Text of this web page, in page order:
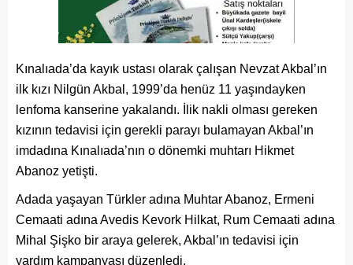
Kınalıada’da kayık ustası olarak çalışan Nevzat Akbal’ın
ilk kızı Nilgün Akbal, 1999’da henüz 11 yaşındayken
lenfoma kanserine yakalandı. İlik nakli olması gereken
kızının tedavisi için gerekli parayı bulamayan Akbal’ın
imdadına Kınalıada’nın o dönemki muhtarı Hikmet
Abanoz yetişti.
Adada yaşayan Türkler adına Muhtar Abanoz, Ermeni
Cemaati adına Avedis Kevork Hilkat, Rum Cemaati adına
Mihal Şişko bir araya gelerek, Akbal’ın tedavisi için
yardım kampanyası düzenledi.